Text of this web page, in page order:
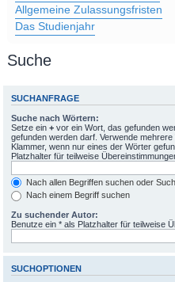
Allgemeine Zulassungsfristen
Das Studienjahr
Suche
SUCHANFRAGE
Suche nach Wörtern:
Setze ein+ vor ein Wort, das gefunden
gefunden werden darf. Verwende
Klammer, wenn nur eines der Wörter
Platzhalter für teilweise
Nach allen Begriffen suchen oder
Nach einem Begriff suchen
Zu suchender Autor:
Benutze ein * als Platzhalter für teilweise
SUCHOPTIONEN